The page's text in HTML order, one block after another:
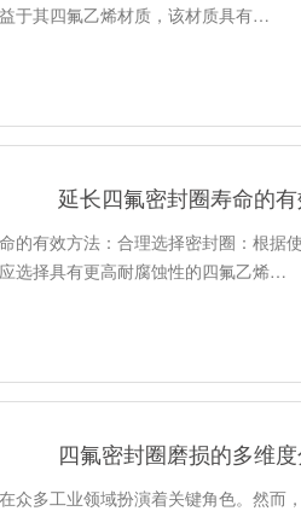
于其四氟乙烯材质，该材质具有…
延长四氟密封圈寿命的
的有效方法：合理选择密封圈：根据
选择具有更高耐腐蚀性的四氟乙烯…
四氟密封圈磨损的多维
众多工业领域扮演着关键角色。然而